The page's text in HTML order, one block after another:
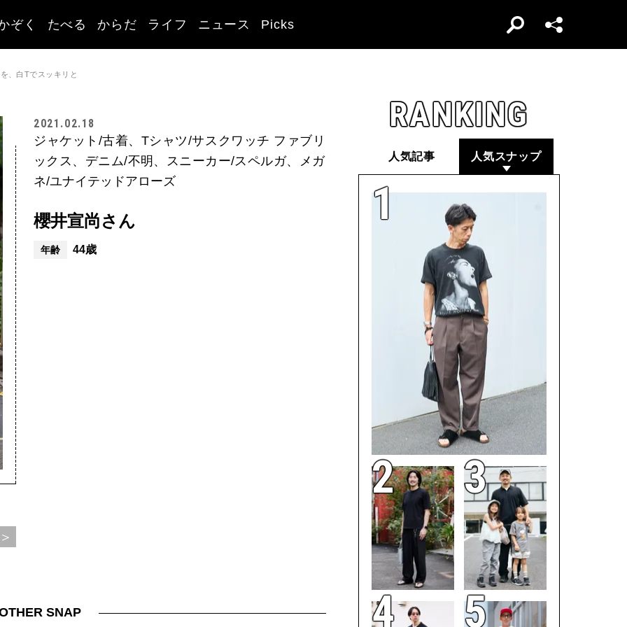
ぞく たべる からだ ライフ ニュース Picks
、白Tでスッキリと
2021.02.18
ジャケット/古着、Tシャツ/サスクワッチ ファブリ
ックス、デニム/不明、スニーカー/スペルガ、メガ
ネ/ユナイテッドアローズ
櫻井宣尚さん
年齢 44歳
SNAP
RANKING
人気記事 人気スナップ